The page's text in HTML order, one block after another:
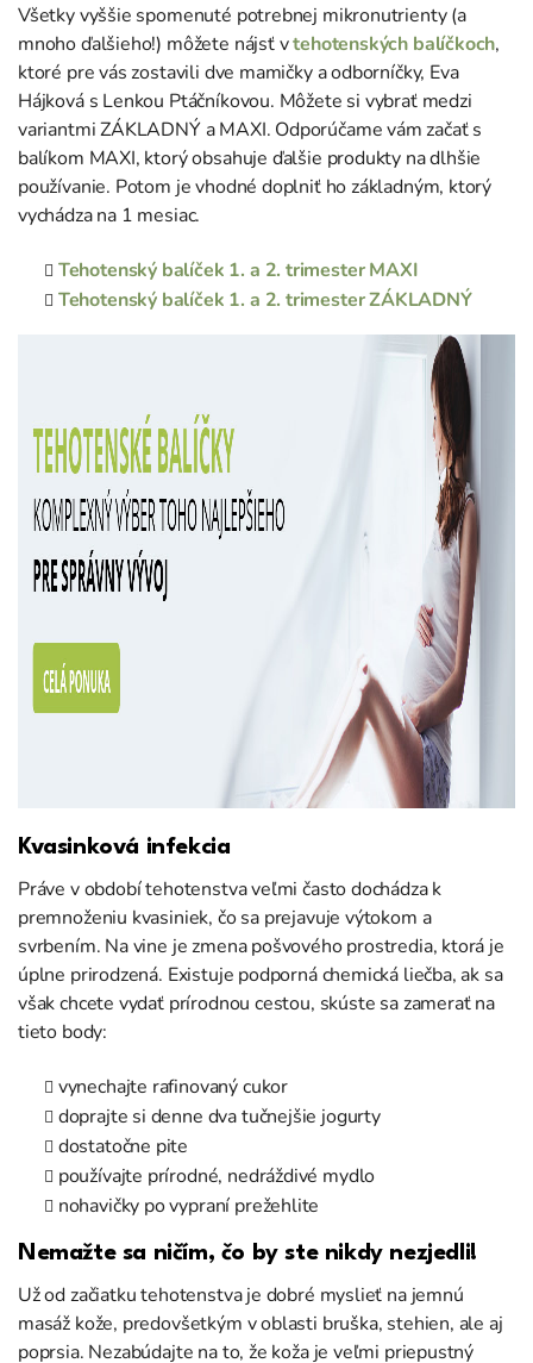
Všetky vyššie spomenuté potrebnej mikronutrienty (a
mnoho ďalšieho!) môžete nájsť vtehotenských balíčkoch,
ktoré pre vás zostavili dve mamičky a odborníčky, Eva
Hájková s Lenkou Ptáčníkovou. Môžete si vybrať medzi
variantmi ZÁKLADNÝ a MAXI. Odporúčame vám začať s
balíkom MAXI, ktorý obsahuje ďalšie produkty na dlhšie
používanie. Potom je vhodné doplniť ho základným, ktorý
vychádza na 1 mesiac.
Tehotenský balíček 1. a 2. trimester MAXI
Tehotenský balíček 1. a 2. trimester ZÁKLADNÝ
Kvasinková infekcia
Práve v období tehotenstva veľmi často dochádza k
premnoženiu kvasiniek, čo sa prejavuje výtokom a
svrbením. Na vine je zmena pošvového prostredia, ktorá je
úplne prirodzená. Existuje podporná chemická liečba, ak sa
však chcete vydať prírodnou cestou, skúste sa zamerať na
tieto body:
vynechajte rafinovaný cukor
doprajte si denne dva tučnejšie jogurty
dostatočne pite
používajte prírodné, nedráždivé mydlo
nohavičky po vypraní prežehlite
Nemažte sa ničím, čo by ste nikdy nezjedli!
Už od začiatku tehotenstva je dobré myslieť na jemnú
masáž kože, predovšetkým v oblasti bruška, stehien, ale aj
poprsia. Nezabúdajte na to, že koža je veľmi priepustný